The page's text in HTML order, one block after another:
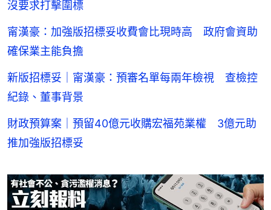
沒要求打擊圍標
甯漢豪：加強版招標妥收費會比現時高 政府會資助
確保業主能負擔
新版招標妥｜甯漢豪：預審名單每兩年檢視 查檢控
紀錄、董事背景
財政預算案｜預留40億元收購宏福苑業權 3億元助
推加強版招標妥